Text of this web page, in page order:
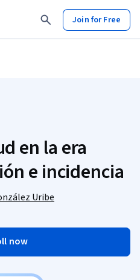
Join for Free
en la era
e incidencia
Uribe
now